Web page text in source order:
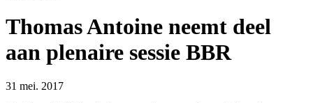
Thomas Antoine neemt deel
aan plenaire sessie BBR
31 mei. 2017